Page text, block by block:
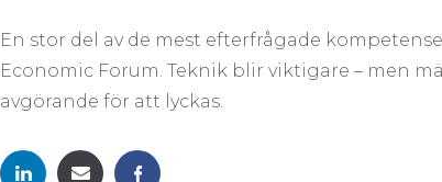
En stor del av de mest efterfrågade
Economic Forum. Teknik blir viktigare – men
avgörande för att lyckas.